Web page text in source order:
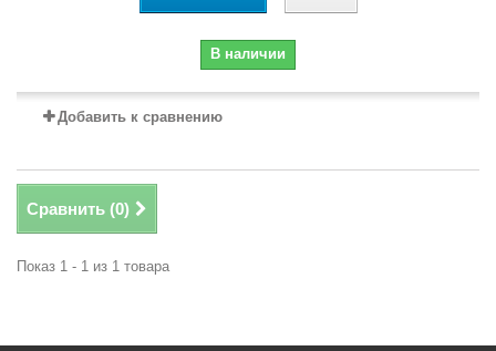
В наличии
Добавить к сравнению
Сравнить (0)
Показ 1 - 1 из 1 товара